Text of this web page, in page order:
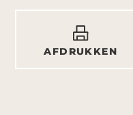
AFDRUKKEN